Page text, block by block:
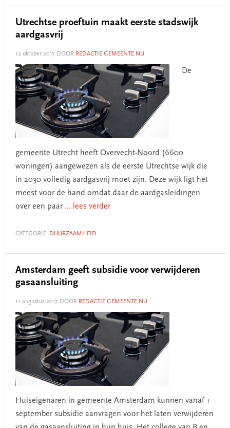
Utrechtse proeftuin maakt eerste stadswijk
aardgasvrij
12 oktober 2017 DOOR REDACTIE GEMEENTE.NU
De
gemeente Utrecht heeft Overvecht-Noord (6600
woningen) aangewezen als de eerste Utrechtse wijk die
in 2030 volledig aardgasvrij moet zijn. Deze wijk ligt het
meest voor de hand omdat daar de aardgasleidingen
over een paar ... lees verder
CATEGORIE: DUURZAAMHEID
Amsterdam geeft subsidie voor verwijderen
gasaansluiting
11 augustus 2017 DOOR REDACTIE GEMEENTE.NU
Huiseigenaren in gemeente Amsterdam kunnen vanaf 1
september subsidie aanvragen voor het laten verwijderen